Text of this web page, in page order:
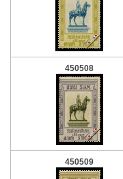
450508
450509